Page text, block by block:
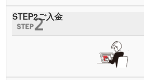
STEP2ご入金